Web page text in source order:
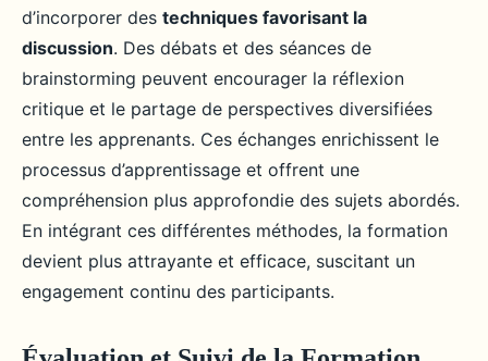
d’incorporer des techniques favorisant la
discussion. Des débats et des séances de
brainstorming peuvent encourager la réflexion
critique et le partage de perspectives diversifiées
entre les apprenants. Ces échanges enrichissent le
processus d’apprentissage et offrent une
compréhension plus approfondie des sujets abordés.
En intégrant ces différentes méthodes, la formation
devient plus attrayante et efficace, suscitant un
engagement continu des participants.